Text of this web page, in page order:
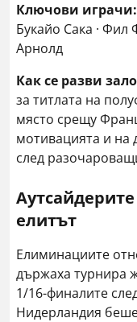
Ключови играчи:
Букайо Сака · Фил
Арнолд
Как се разви
за титлата на
място срещу
мотивацията и на
след
елитът
Елиминациите
държаха турнира
1/16-финалите
Нидерландия